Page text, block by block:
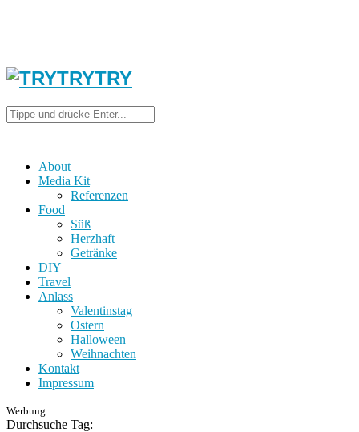
About
Media Kit
Referenzen
Food
Süß
Herzhaft
Getränke
DIY
Travel
Anlass
Valentinstag
Ostern
Halloween
Weihnachten
Kontakt
Impressum
Werbung
Durchsuche Tag: